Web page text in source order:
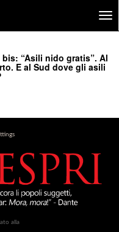
“Asili nido gratis”. Al
E al Sud dove gli asili
alla